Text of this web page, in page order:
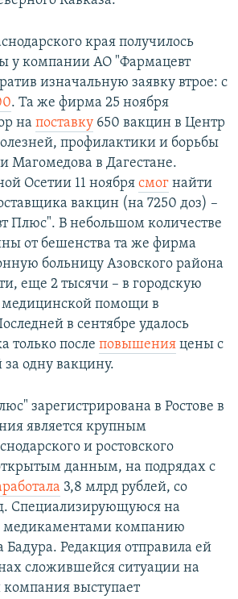
края получилось
у компании АО "Фармацевт
изначальную заявку втрое: с
. Та же фирма 25 ноября
на поставку 650 вакцин в Центр
профилактики и борьбы
в Дагестане.
Осетии 11 ноября смог найти
вакцин (на 7250 доз) –
Плюс". В небольшом количестве
от бешенства та же фирма
больницу Азовского района
еще 2 тысячи – в городскую
медицинской помощи в
в сентябре удалось
только после повышения цены с
за одну вакцину.
зарегистрирована в Ростове в
является крупным
и ростовского
данным, на подрядах с
3,8 млрд рублей, со
Специализирующуюся на
медикаментами компанию
Бадура. Редакция отправила ей
сложившейся ситуации на
выступает